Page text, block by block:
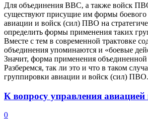
Для объединения ВВС, а также войск
существуют присущие им формы
авиации и войск (сил) ПВО на
определить формы применения таких
Вместе с тем в современной трактовке
объединения упоминаются и «боевые
Значит, форма применения
Разберемся, так ли это и что в таком
группировки авиации и войск (сил) ПВО.
К вопросу управления авиацией
0